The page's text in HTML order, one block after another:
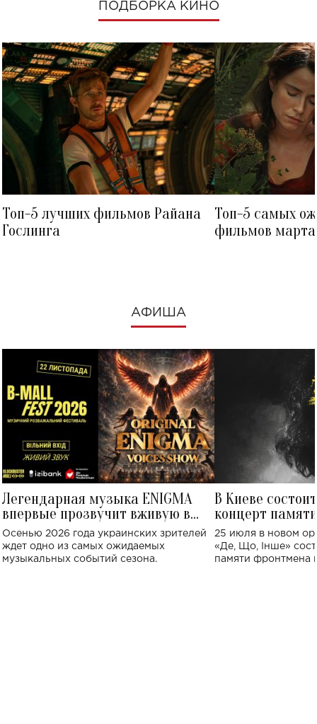
ПОДБОРКА КИНО
Топ-5 лучших фильмов Райана
Гослинга
Топ-5 самых
фильмов
АФИША
Легендарная музыка ENIGMA
впервые прозвучит вживую в
Украине: где состоится концерт
Осенью 2026 года украинских зрителей
ждет одно из самых ожидаемых
музыкальных событий сезона.
В Киеве
концерт
Клименко:
исполнят песни
25 июля в новом
«Де, Що, Інше»
памяти фронтмена